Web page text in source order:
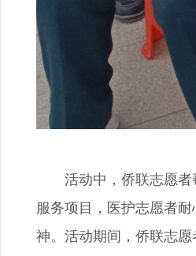
活动中，侨联志愿者帮
服务项目，医护志愿者
神。活动期间，侨联志